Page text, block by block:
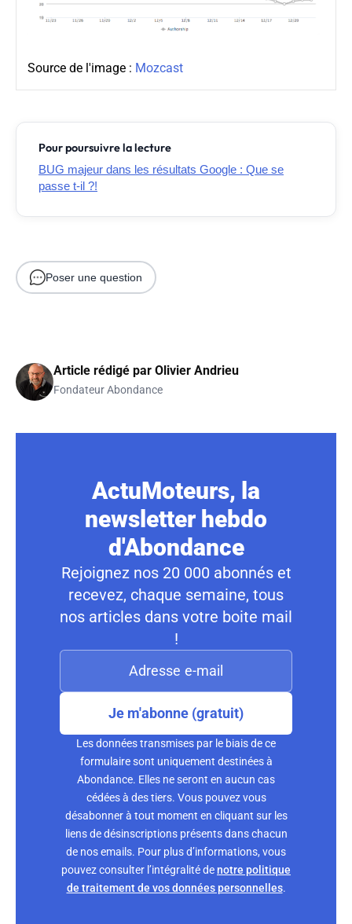
Source de l'image : Mozcast
Pour poursuivre la lecture
BUG majeur dans les résultats Google : Que se
passe t-il ?!
Poser une question
Article rédigé par Olivier Andrieu
Fondateur Abondance
ActuMoteurs, la
newsletter hebdo
d'Abondance
Rejoignez nos 20 000 abonnés et
recevez, chaque semaine, tous
nos articles dans votre boite mail
!
Je m'abonne (gratuit)
Les données transmises par le biais de ce
formulaire sont uniquement destinées à
Abondance. Elles ne seront en aucun cas
cédées à des tiers. Vous pouvez vous
désabonner à tout moment en cliquant sur les
liens de désinscriptions présents dans chacun
de nos emails. Pour plus d’informations, vous
pouvez consulter l’intégralité denotre politique
de traitement de vos données personnelles.